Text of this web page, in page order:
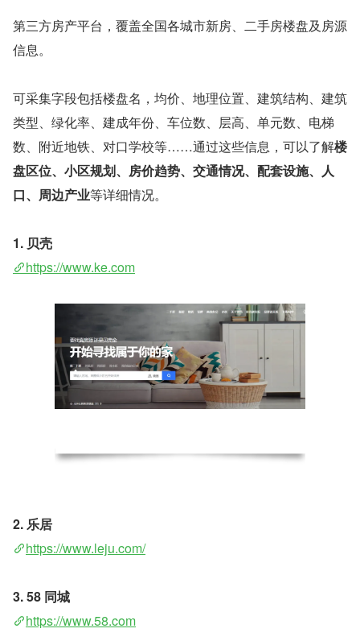
第三方房产平台，覆盖全国各城市新房、二手房楼盘及房源
信息。
可采集字段包括楼盘名，均价、地理位置、建筑结构、建筑
类型、绿化率、建成年份、车位数、层高、单元数、电梯
数、附近地铁、对口学校等……通过这些信息，可以了解楼
盘区位、小区规划、房价趋势、交通情况、配套设施、人
口、周边产业等详细情况。
1. 贝壳
https://www.ke.com
2. 乐居
https://www.leju.com/
3. 58 同城
https://www.58.com